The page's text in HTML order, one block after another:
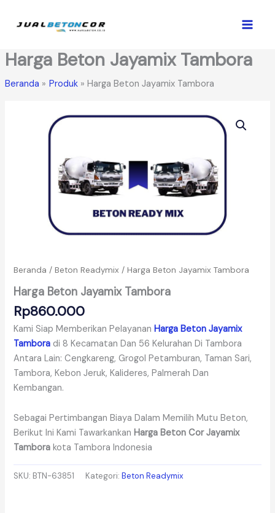
Harga Beton Jayamix Tambora
Beranda Produk Harga Beton Jayamix Tambora
Beranda /Beton Readymix / Harga Beton Jayamix Tambora
Harga Beton Jayamix Tambora
Rp860.000
Kami Siap Memberikan Pelayanan Harga Beton Jayamix
Tambora di 8 Kecamatan Dan 56 Kelurahan Di Tambora
Antara Lain: Cengkareng, Grogol Petamburan, Taman Sari,
Tambora, Kebon Jeruk, Kalideres, Palmerah Dan
Kembangan.
Sebagai Pertimbangan Biaya Dalam Memilih Mutu Beton,
Berikut Ini Kami TawarkankanHarga Beton Cor Jayamix
Tambora kota Tambora Indonesia
SKU: BTN-63851 Kategori:Beton Readymix